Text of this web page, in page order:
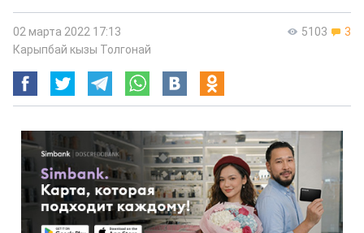
5103 3
02 марта 2022 17:13
Карыпбай кызы Толгонай